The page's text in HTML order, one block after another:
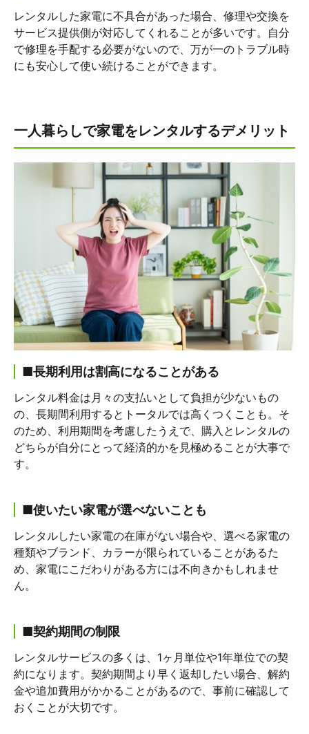
レンタルした家電に不具合があった場合、修理や交換を
サービス提供側が対応してくれることが多いです。自分
で修理を手配する必要がないので、万が一のトラブル時
にも安心して使い続けることができます。
一人暮らしで家電をレンタルするデメリット
■長期利用は割高になることがある
レンタル料金は月々の支払いとして負担が少ないもの
の、長期間利用するとトータルでは高くつくことも。そ
のため、利用期間を考慮したうえで、購入とレンタルの
どちらが自分にとって経済的かを見極めることが大事で
す。
■使いたい家電が選べないことも
レンタルしたい家電の在庫がない場合や、選べる家電の
種類やブランド、カラーが限られていることがあるた
め、家電にこだわりがある方には不向きかもしれませ
ん。
■契約期間の制限
レンタルサービスの多くは、1ヶ月単位や1年単位での契
約になります。契約期間より早く返却したい場合、解約
金や追加費用がかかることがあるので、事前に確認して
おくことが大切です。